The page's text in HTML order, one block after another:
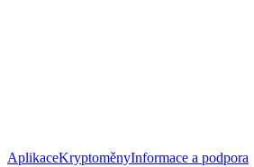
AplikaceKryptoměnyInformace a podpora